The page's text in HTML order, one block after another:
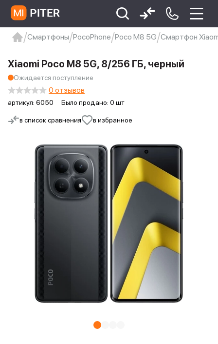
Xiaomi 9 про
xiaomi redmi 12c
Смартфоны PocoPhone Poco M8 5G Смартфон
в список сравнения в избранное
Xiaomi Poco M8 5G, 8/256 ГБ, черный
Ожидается поступление
артикул: 6050 Было продано: 0 шт
0 отзывов